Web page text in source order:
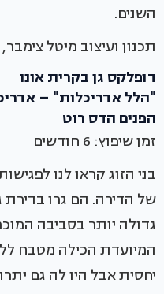
השנים.
תכנון ועיצוב מיטל
דופלקס גן בקרית אונו
"הלל אדריכלות" –
הפנים הדס רוט
זמן שיפוץ: 6 חודשים
בני הזוג קראו לנו
של הדירה. הם גרו בדירת
גדולה יותר בסביבה
המיועדת הכילה מטבח
יחסית אבל היו לה גם